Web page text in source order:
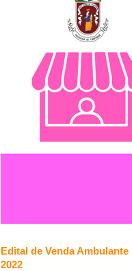
Edital de Venda
2022